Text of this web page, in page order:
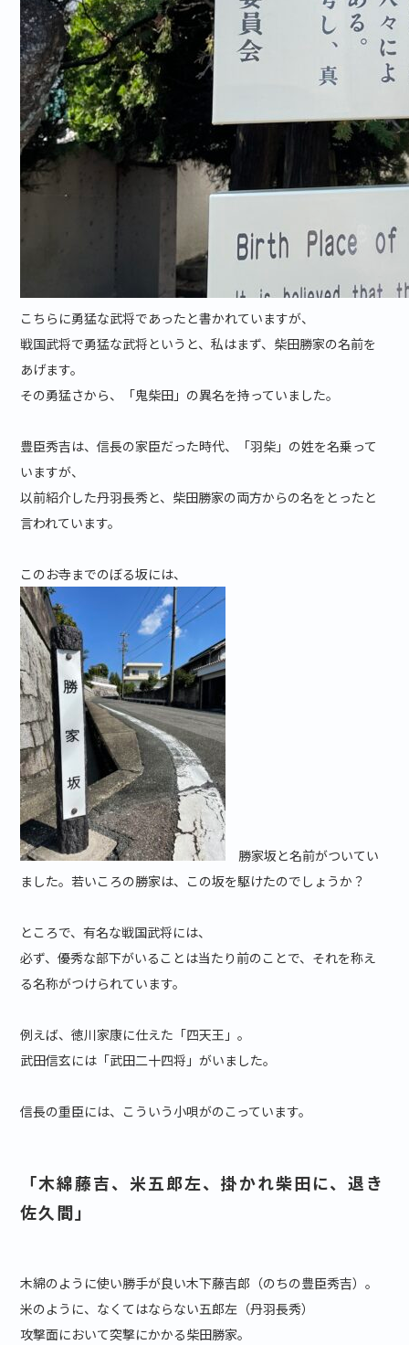
こちらに勇猛な武将であったと書かれていますが、
戦国武将で勇猛な武将というと、私はまず、柴田勝家の名前を
あげます。
その勇猛さから、「鬼柴田」の異名を持っていました。
豊臣秀吉は、信長の家臣だった時代、「羽柴」の姓を名乗って
いますが、
以前紹介した丹羽長秀と、柴田勝家の両方からの名をとったと
言われています。
このお寺までのぼる坂には、
勝家坂と名前がついてい
ました。若いころの勝家は、この坂を駆けたのでしょうか？
ところで、有名な戦国武将には、
必ず、優秀な部下がいることは当たり前のことで、それを称え
る名称がつけられています。
例えば、徳川家康に仕えた「四天王」。
武田信玄には「武田二十四将」がいました。
信長の重臣には、こういう小唄がのこっています。
「木綿藤吉、米五郎左、掛かれ柴田に、退き
佐久間」
木綿のように使い勝手が良い木下藤吉郎（のちの豊臣秀吉）。
米のように、なくてはならない五郎左（丹羽長秀）
攻撃面において突撃にかかる柴田勝家。